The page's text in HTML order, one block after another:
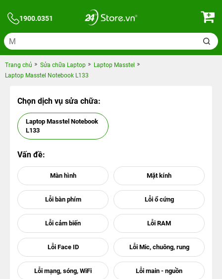
1900.0351
Trang chủ Sửa chữa Laptop
Laptop Masstel
Laptop Masstel Notebook L133
Chọn dịch vụ sửa chữa:
Laptop Masstel Notebook
L133
Vấn đề: